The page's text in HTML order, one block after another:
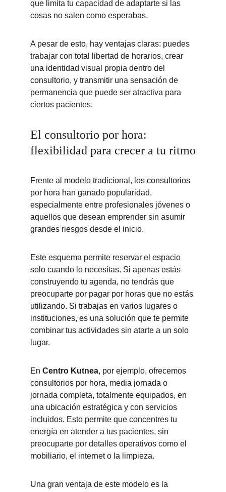
que limita tu capacidad de adaptarte si las
cosas no salen como esperabas.
A pesar de esto, hay ventajas claras: puedes
trabajar con total libertad de horarios, crear
una identidad visual propia dentro del
consultorio, y transmitir una sensación de
permanencia que puede ser atractiva para
ciertos pacientes.
El consultorio por hora:
flexibilidad para crecer a tu ritmo
Frente al modelo tradicional, los consultorios
por hora han ganado popularidad,
especialmente entre profesionales jóvenes o
aquellos que desean emprender sin asumir
grandes riesgos desde el inicio.
Este esquema permite reservar el espacio
solo cuando lo necesitas. Si apenas estás
construyendo tu agenda, no tendrás que
preocuparte por pagar por horas que no estás
utilizando. Si trabajas en varios lugares o
instituciones, es una solución que te permite
combinar tus actividades sin atarte a un solo
lugar.
En Centro Kutnea, por ejemplo, ofrecemos
consultorios por hora, media jornada o
jornada completa, totalmente equipados, en
una ubicación estratégica y con servicios
incluidos. Esto permite que concentres tu
energía en atender a tus pacientes, sin
preocuparte por detalles operativos como el
mobiliario, el internet o la limpieza.
Una gran ventaja de este modelo es la